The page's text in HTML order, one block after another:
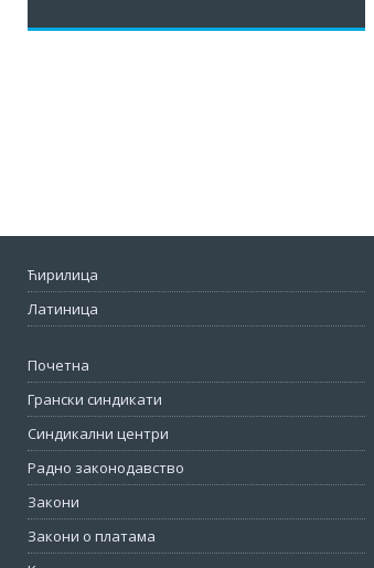
Ћирилица
Латиница
Почетна
Грански синдикати
Синдикални центри
Радно законодавство
Закони
Закони о платама